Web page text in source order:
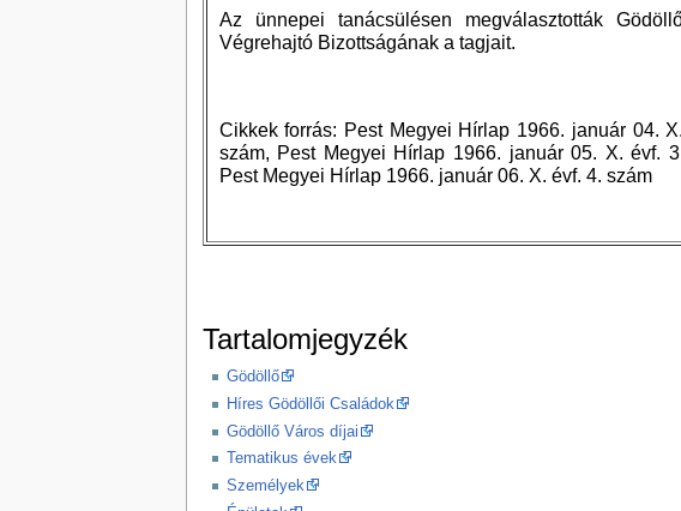
Az ünnepei tanácsülésen megválasztották
Végrehajtó Bizottságának a tagjait.
Cikkek forrás: Pest Megyei Hírlap 1966. január 04.
szám, Pest Megyei Hírlap 1966. január 05. X. évf.
Pest Megyei Hírlap 1966. január 06. X. évf. 4. szám
Tartalomjegyzék
Gödöllő
Híres Gödöllői Családok
Gödöllő Város díjai
Tematikus évek
Személyek